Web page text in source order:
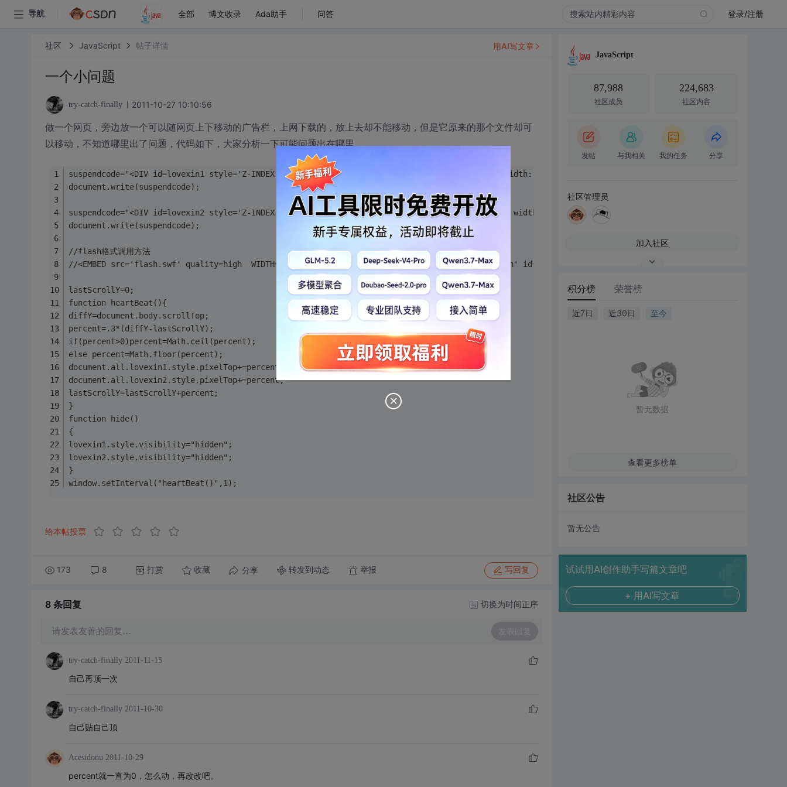
导航 全部 博文收录 Ada助手 问答 登录/注册
社区 JavaScript 帖子详情
一个小问题
try-catch-finally 2011-10-27 10:10:56
做一个网页，旁边放一个可以随网页上下移动的广告栏，上网下载的，放上去却不能移动，但是它原来的那个文件却可
以移动，不知道哪里出了问题，代码如下，大家分析一下可能问题出在哪里
suspendcode="<DIV id=lovexin1 style='Z-INDEX: 10; LEFT: 6px; POSITION: absolute; TOP: 105px; width: 100; height: 300px;'><img src='images/
document.write(suspendcode);
suspendcode="<DIV id=lovexin2 style='Z-INDEX: 10; LEFT: 896px; POSITION: absolute; TOP: 105px; width: 100; height: 300px;'><img src='images/
document.write(suspendcode);
//flash格式调用方法
//<EMBED src='flash.swf' quality=high  WIDTH=100 HEIGHT=300 TYPE='application/x-shockwave-flash' id=ad wmode=opaque></EMBED>
lastScrollY=0;
function heartBeat(){
diffY=document.body.scrollTop;
percent=.3*(diffY-lastScrollY);
if(percent>0)percent=Math.ceil(percent);
else percent=Math.floor(percent);
document.all.lovexin1.style.pixelTop+=percent;
document.all.lovexin2.style.pixelTop+=percent;
lastScrollY=lastScrollY+percent;
}
function hide()
{
lovexin1.style.visibility="hidden";
lovexin2.style.visibility="hidden";
}
window.setInterval("heartBeat()",1);
给本帖投票
173 8 打赏 收藏 分享 转发到动态 举报 写回复
用AI写文章
8 条回复 切换为时间正序
请发表友善的回复… 发表回复
try-catch-finally 2011-11-15
自己再顶一次
try-catch-finally 2011-10-30
自己贴自己顶
Acesidonu 2011-10-29
percent就一直为0，怎么动，再改改吧。
JavaScript
87,988
社区成员
224,683
社区内容
发帖 与我相关 我的任务 分享
社区管理员
加入社区
积分榜 荣誉榜
近7日 近30日 至今
暂无数据
查看更多榜单
社区公告
暂无公告
试试用AI创作助手写篇文章吧
+ 用AI写文章